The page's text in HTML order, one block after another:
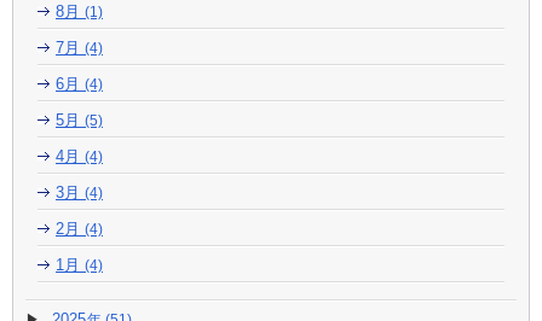
8月 (1)
7月 (4)
6月 (4)
5月 (5)
4月 (4)
3月 (4)
2月 (4)
1月 (4)